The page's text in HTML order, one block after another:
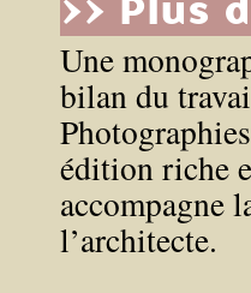
Une
bilan du
édition riche
accompagne
l’architecte.